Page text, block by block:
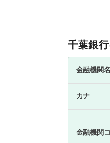
千葉銀
金融機関名
カナ
金融機関